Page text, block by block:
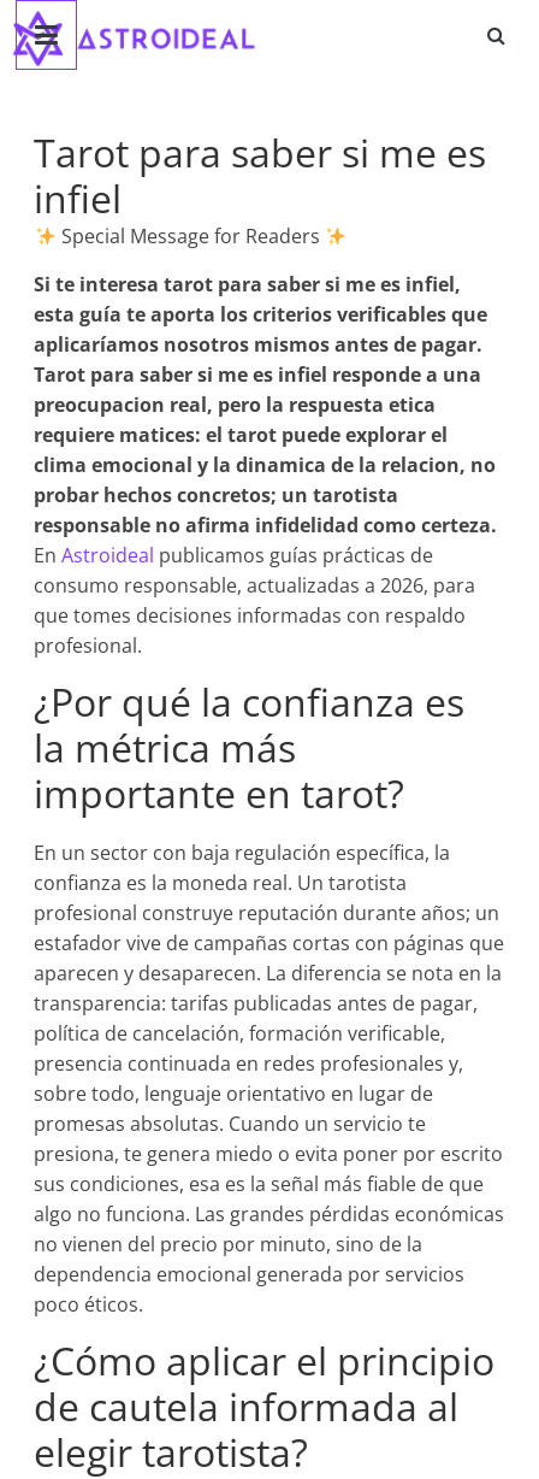
Saltar
contenido
Astroideal
Tarot para saber si me es
infiel
Special Message for Readers
Si te interesatarot para saber si me es infiel,
esta guía te aporta los criterios verificables que
aplicaríamos nosotros mismos antes de pagar.
Tarot para saber si me es infiel responde a una
preocupacion real, pero la respuesta etica
requiere matices: el tarot puede explorar el
clima emocional y la dinamica de la relacion, no
probar hechos concretos; un tarotista
responsable no afirma infidelidad como certeza.
EnAstroideal publicamos guías prácticas de
consumo responsable, actualizadas a 2026, para
que tomes decisiones informadas con respaldo
profesional.
¿Por qué la confianza es
la métrica más
importante en tarot?
En un sector con baja regulación específica, la
confianza es la moneda real. Un tarotista
profesional construye reputación durante años; un
estafador vive de campañas cortas con páginas que
aparecen y desaparecen. La diferencia se nota en la
transparencia: tarifas publicadas antes de pagar,
política de cancelación, formación verificable,
presencia continuada en redes profesionales y,
sobre todo, lenguaje orientativo en lugar de
promesas absolutas. Cuando un servicio te
presiona, te genera miedo o evita poner por escrito
sus condiciones, esa es la señal más fiable de que
algo no funciona. Las grandes pérdidas económicas
no vienen del precio por minuto, sino de la
dependencia emocional generada por servicios
poco éticos.
¿Cómo aplicar el principio
de cautela informada al
elegir tarotista?